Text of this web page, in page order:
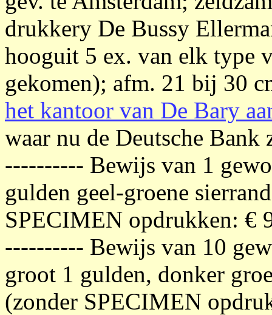
drukkery De Bussy
hooguit 5 ex. van elk type
gekomen); afm. 21 bij 30
het kantoor van De Bary
waar nu de Deutsche Bank
---------- Bewijs van 1
gulden geel-groene
SPECIMEN opdrukken: €
---------- Bewijs van 10
groot 1 gulden, donker
(zonder SPECIMEN